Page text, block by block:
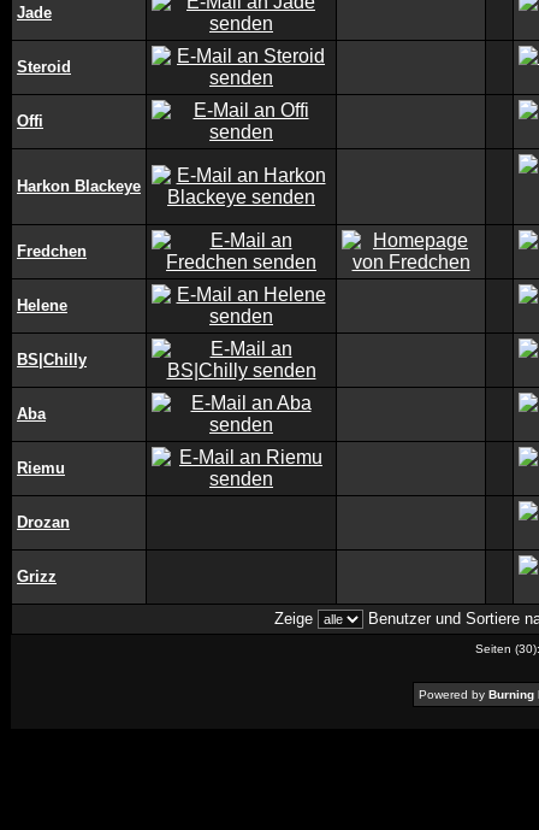
Jade
Steroid
Offi
Harkon Blackeye
Fredchen
Helene
BS|Chilly
Aba
Riemu
Drozan
Grizz
Zeige Benutzer und Sortiere
Seiten
Powered by Burning